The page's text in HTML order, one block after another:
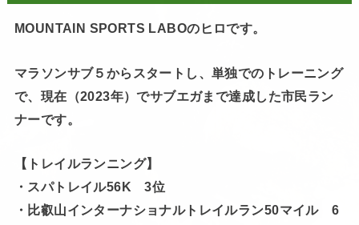
MOUNTAIN SPORTS LABOのヒロです。
マラソンサブ５からスタートし、単独でのトレーニング
で、現在（2023年）でサブエガまで達成した市民ラン
ナーです。
【トレイルランニング】
・スパトレイル56K 3位
・比叡山インターナショナルトレイルラン50マイル 6